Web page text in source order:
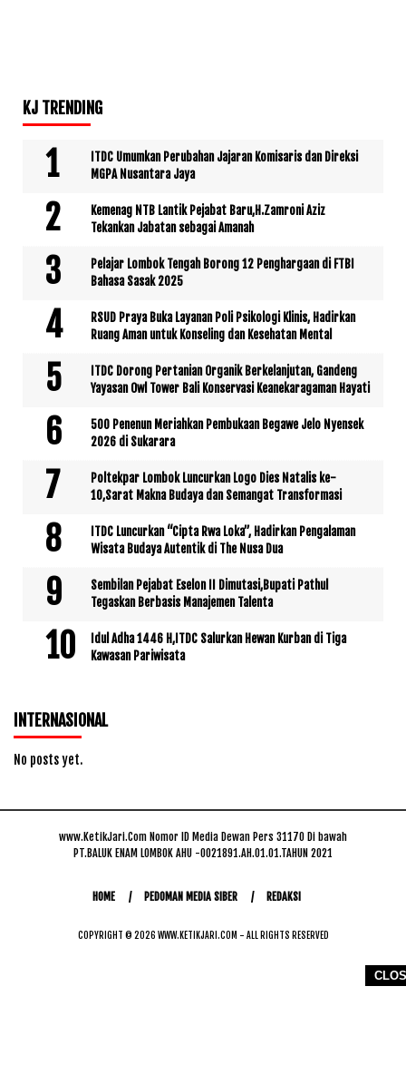
KJ TRENDING
ITDC Umumkan Perubahan Jajaran Komisaris dan Direksi
MGPA Nusantara Jaya
Kemenag NTB Lantik Pejabat Baru,H.Zamroni Aziz
Tekankan Jabatan sebagai Amanah
Pelajar Lombok Tengah Borong 12 Penghargaan di FTBI
Bahasa Sasak 2025
RSUD Praya Buka Layanan Poli Psikologi Klinis, Hadirkan
Ruang Aman untuk Konseling dan Kesehatan Mental
ITDC Dorong Pertanian Organik Berkelanjutan, Gandeng
Yayasan Owl Tower Bali Konservasi Keanekaragaman Hayati
500 Penenun Meriahkan Pembukaan Begawe Jelo Nyensek
2026 di Sukarara
Poltekpar Lombok Luncurkan Logo Dies Natalis ke-
10,Sarat Makna Budaya dan Semangat Transformasi
ITDC Luncurkan “Cipta Rwa Loka”, Hadirkan Pengalaman
Wisata Budaya Autentik di The Nusa Dua
Sembilan Pejabat Eselon II Dimutasi,Bupati Pathul
Tegaskan Berbasis Manajemen Talenta
Idul Adha 1446 H,ITDC Salurkan Hewan Kurban di Tiga
Kawasan Pariwisata
INTERNASIONAL
No posts yet.
www.KetikJari.Com Nomor ID Media Dewan Pers 31170 Di bawah
PT.BALUK ENAM LOMBOK AHU -0021891.AH.01.01.TAHUN 2021
HOME PEDOMAN MEDIA SIBER REDAKSI
COPYRIGHT © 2026 WWW.KETIKJARI.COM - ALL RIGHTS RESERVED